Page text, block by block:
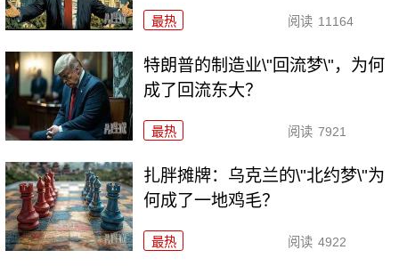
最热 阅读 11164
特朗普的制造业\"回流梦\"，为何
成了回流东大？
最热 阅读 7921
扎胖摊牌：乌克兰的\"北约梦\"为
何成了一地鸡毛？
最热 阅读 4922